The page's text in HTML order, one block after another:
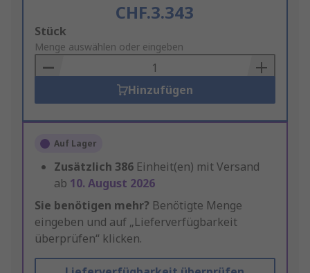
CHF.3.343
Add
to
Basket
Stück
Menge auswählen oder eingeben
Hinzufügen
Auf Lager
Zusätzlich 386 Einheit(en) mit Versand
ab 10. August 2026
Sie benötigen mehr? Benötigte Menge
eingeben und auf „Lieferverfügbarkeit
überprüfen“ klicken.